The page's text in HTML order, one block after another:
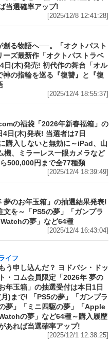
当選確率アップ!
[2025/12/8 12:41:28]
創る物語へ──。「オクトパスト
ーズ最新作「オクトパストラベ
日(木)発売! 初代作の舞台「オル
神の指輪を巡る『復讐』と『復
[2025/12/4 18:55:37]
の福袋「2026年新春福箱」の
4日(木)発表! 当選者は7日
購入しないと無効に～iPad、山
機、ミラーレス一眼カメラなど
500,000円まで全77種類
[2025/12/4 18:39:49]
ト・コム「2026年 夢のお年玉
発表! 当選者は6日(土)23時59分
PS5の夢」「ガンプラの夢」
」「Apple Watchの夢」など64